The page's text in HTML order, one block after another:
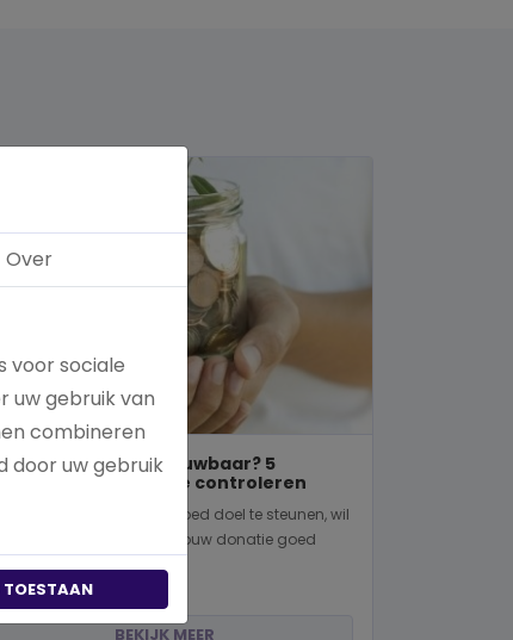
goed doel betrouwbaar? 5
om dit zelf te controleren
je besluit om een goed doel te steunen, wil
zeker weten dat jouw donatie goed
BEKIJK MEER
Over
voor sociale
uw gebruik van
combineren
door uw gebruik
TOESTAAN